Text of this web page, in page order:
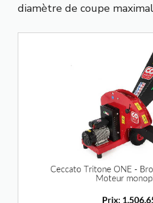
diamètre de coupe